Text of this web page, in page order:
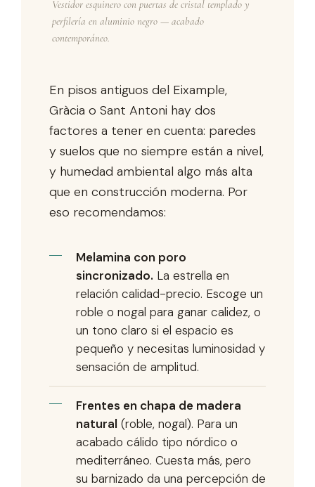
Vestidor esquinero con puertas de cristal templado y
perfilería en aluminio negro — acabado
contemporáneo.
En pisos antiguos del Eixample,
Gràcia o Sant Antoni hay dos
factores a tener en cuenta: paredes
y suelos que no siempre están a nivel,
y humedad ambiental algo más alta
que en construcción moderna. Por
eso recomendamos:
Melamina con poro
sincronizado. La estrella en
relación calidad-precio. Escoge un
roble o nogal para ganar calidez, o
un tono claro si el espacio es
pequeño y necesitas luminosidad y
sensación de amplitud.
Frentes en chapa de madera
natural (roble, nogal). Para un
acabado cálido tipo nórdico o
mediterráneo. Cuesta más, pero
su barnizado da una percepción de